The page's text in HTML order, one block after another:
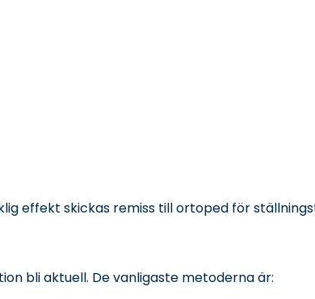
effekt skickas remiss till ortoped för
bli aktuell. De vanligaste metoderna är: